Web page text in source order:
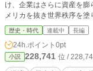
け、企業はさらに資産を
メリカを抜き世界秩序を
歴史・時代 連載中 長編
24h.ポイント 0pt
小説 228,741 位 /